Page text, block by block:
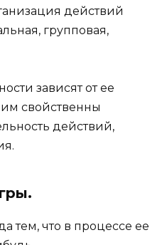
действий
групповая,
зависят от ее
свойственны
действий,
тем, что в процессе ее